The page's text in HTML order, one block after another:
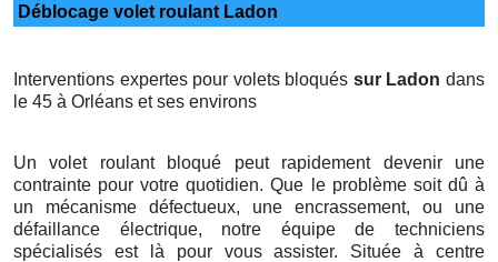
Déblocage volet roulant Ladon
Interventions expertes pour volets bloqués sur Ladondans
le 45 à Orléans et ses environs
Un volet roulant bloqué peut rapidement devenir une
contrainte pour votre quotidien. Que le problème soit dû à
un mécanisme défectueux, une encrassement, ou une
défaillance électrique, notre équipe de techniciens
spécialisés est là pour vous assister. Située à centre